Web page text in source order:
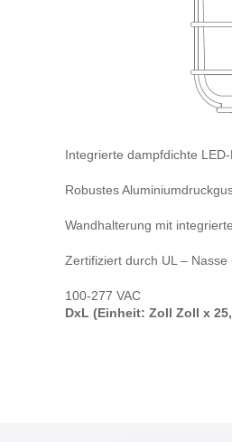
Integrierte dampfdichte
Robustes
Wandhalterung mit
Zertifiziert durch UL –
100-277 VAC
DxL (Einheit: Zoll Zoll x